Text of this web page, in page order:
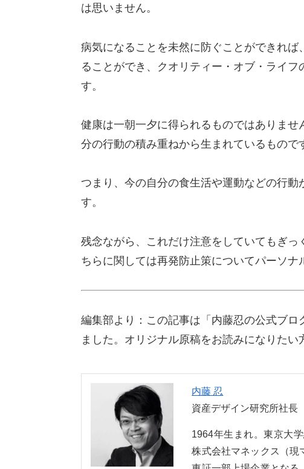
は思いません。
病気になることを未然に防ぐことができれ
ることができ、クオリティー・オブ・ライ
す。
健康は一朝一夕に得られるものではありま
分の行動の積み重ねから生まれているもので
つまり、今の自分の食生活や運動などの行
す。
残念ながら、これだけ注意をしていてもぎ
ちらに関しては再発防止策についてパーソナ
編集部より：この記事は「内藤忍の公式ブ
ました。オリジナル原稿をお読みになりたい
内藤 忍
資産デザイン研究所社長
1964年生まれ。東京大
株式会社マネックス（現